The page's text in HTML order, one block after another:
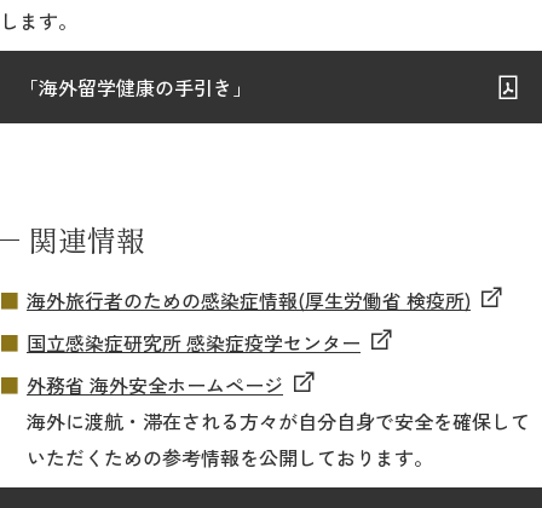
ボランティア
入試情報サイト
2026年9月入学者向け 新入生サイト
MGグッズ オンラインショップ
します。
「海外留学健康の手引き」
関連情報
海外旅行者のための感染症情報(厚生労働省 検疫所)
国立感染症研究所 感染症疫学センター
外務省 海外安全ホームページ
海外に渡航・滞在される方々が自分自身で安全を確保して
いただくための参考情報を公開しております。